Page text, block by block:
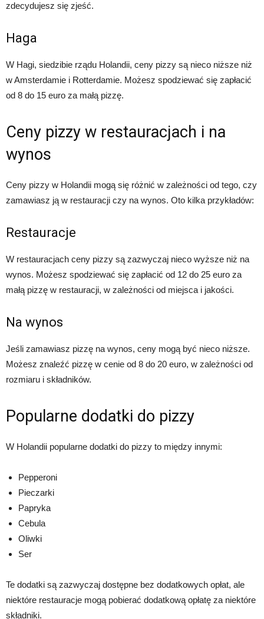
zdecydujesz się zjeść.
Haga
W Hagi, siedzibie rządu Holandii, ceny pizzy są nieco niższe niż
w Amsterdamie i Rotterdamie. Możesz spodziewać się zapłacić
od 8 do 15 euro za małą pizzę.
Ceny pizzy w restauracjach i na
wynos
Ceny pizzy w Holandii mogą się różnić w zależności od tego, czy
zamawiasz ją w restauracji czy na wynos. Oto kilka przykładów:
Restauracje
W restauracjach ceny pizzy są zazwyczaj nieco wyższe niż na
wynos. Możesz spodziewać się zapłacić od 12 do 25 euro za
małą pizzę w restauracji, w zależności od miejsca i jakości.
Na wynos
Jeśli zamawiasz pizzę na wynos, ceny mogą być nieco niższe.
Możesz znaleźć pizzę w cenie od 8 do 20 euro, w zależności od
rozmiaru i składników.
Popularne dodatki do pizzy
W Holandii popularne dodatki do pizzy to między innymi:
Pepperoni
Pieczarki
Papryka
Cebula
Oliwki
Ser
Te dodatki są zazwyczaj dostępne bez dodatkowych opłat, ale
niektóre restauracje mogą pobierać dodatkową opłatę za niektóre
składniki.